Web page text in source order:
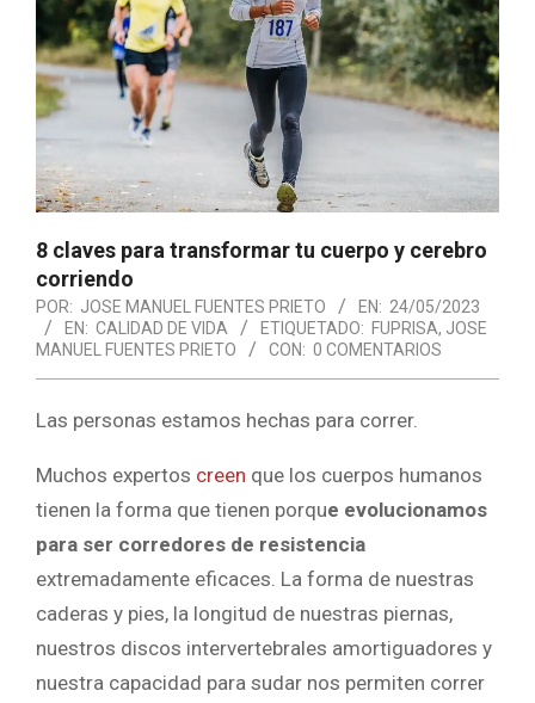
8 claves para transformar tu cuerpo y cerebro
corriendo
POR: JOSE MANUEL FUENTES PRIETO EN: 24/05/2023
EN: CALIDAD DE VIDA ETIQUETADO: FUPRISA, JOSE
MANUEL FUENTES PRIETO
CON: 0 COMENTARIOS
Las personas estamos hechas para correr.
Muchos expertos creen que los cuerpos humanos
tienen la forma que tienen porque evolucionamos
para ser corredores de resistencia
extremadamente eficaces. La forma de nuestras
caderas y pies, la longitud de nuestras piernas,
nuestros discos intervertebrales amortiguadores y
nuestra capacidad para sudar nos permiten correr